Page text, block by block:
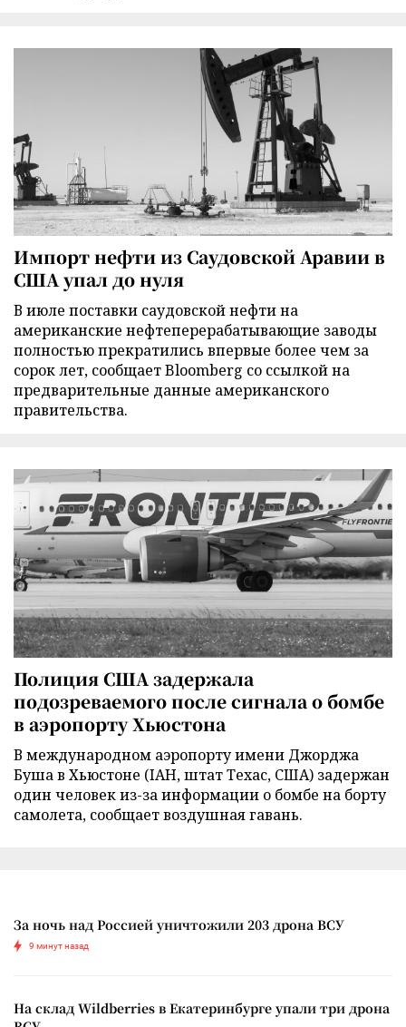
Импорт нефти из Саудовской Аравии в
США упал до нуля
В июле поставки саудовской нефти на
американские нефтеперерабатывающие заводы
полностью прекратились впервые более чем за
сорок лет, сообщает Bloomberg со ссылкой на
предварительные данные американского
правительства.
Полиция США задержала
подозреваемого после сигнала о бомбе
в аэропорту Хьюстона
В международном аэропорту имени Джорджа
Буша в Хьюстоне (IAH, штат Техас, США) задержан
один человек из-за информации о бомбе на борту
самолета, сообщает воздушная гавань.
За ночь над Россией уничтожили 203 дрона ВСУ
9 минут назад
На склад Wildberries в Екатеринбурге упали три дрона